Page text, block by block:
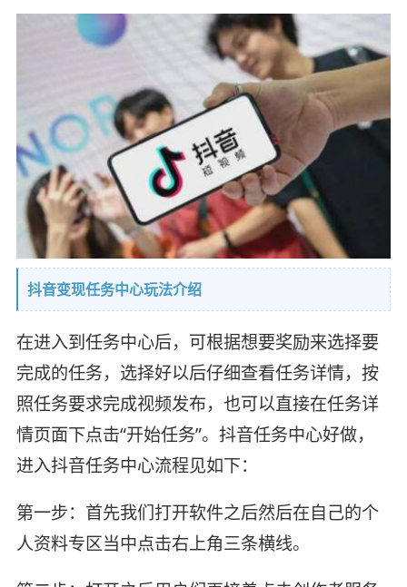
抖音变现任务中心玩法介绍
在进入到任务中心后，可根据想要奖励来选择要
完成的任务，选择好以后仔细查看任务详情，按
照任务要求完成视频发布，也可以直接在任务详
情页面下点击“开始任务”。抖音任务中心好做，
进入抖音任务中心流程见如下：
第一步：首先我们打开软件之后然后在自己的个
人资料专区当中点击右上角三条横线。